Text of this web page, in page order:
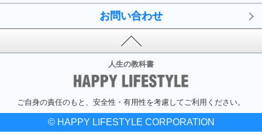
お問い合わせ
人生の教科書
ご自身の責任のもと、安全性・有用性を考慮してご利用ください。
© HAPPY LIFESTYLE CORPORATION